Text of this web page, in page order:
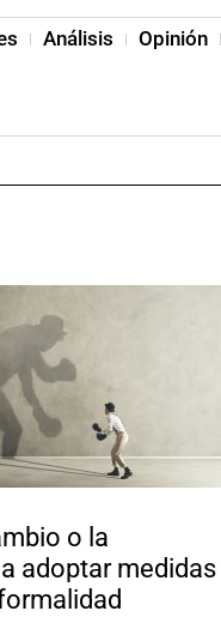
Análisis Opinión
o la
adoptar medidas